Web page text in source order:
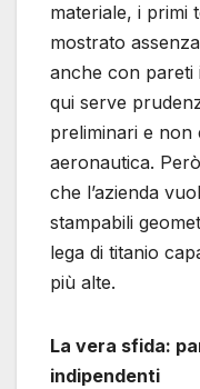
materiale, i primi
mostrato
anche con pareti
qui serve
preliminari e non
aeronautica.
che l’azienda
stampabili
lega di titanio
più alte.
La vera sfida:
indipendenti